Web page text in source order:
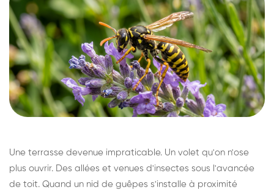
Une terrasse devenue impraticable. Un volet qu'on n'ose
plus ouvrir. Des allées et venues d'insectes sous l'avancée
de toit. Quand un nid de guêpes s'installe à proximité